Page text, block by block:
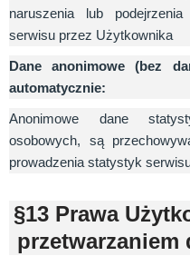
naruszenia lub
serwisu przez Użytkownika
Dane anonimowe (bez
automatycznie:
Anonimowe dane
osobowych, są
prowadzenia statystyk
§13 Prawa